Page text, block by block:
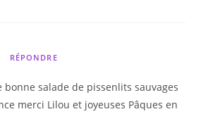
RÉPONDRE
salade de pissenlits sauvages
merci Lilou et joyeuses Pâques en